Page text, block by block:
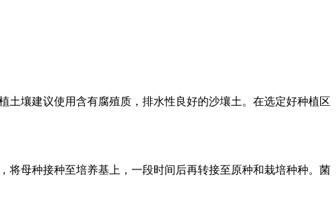
壤建议使用含有腐殖质，排水性良好的沙壤土。在选定好种植区
将母种接种至培养基上，一段时间后再转接至原种和栽培种种。菌